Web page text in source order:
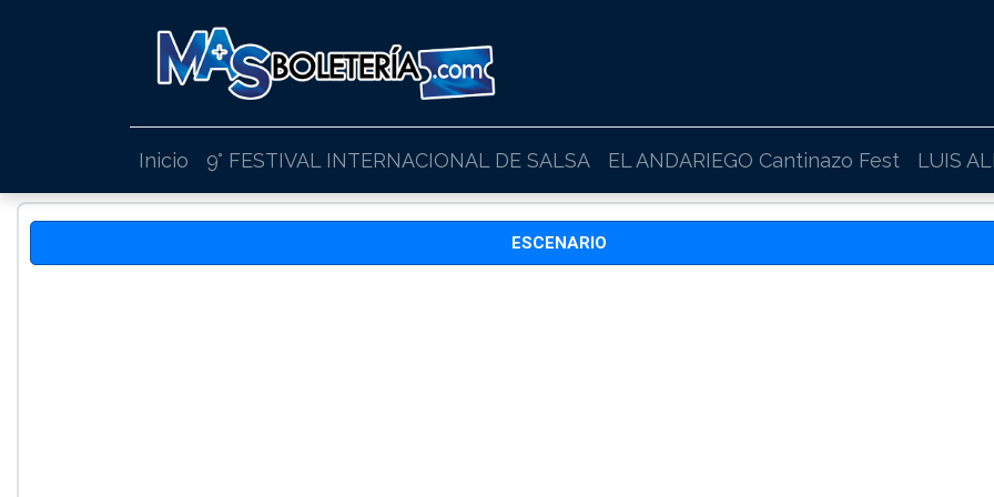
Inicio 9° FESTIVAL INTERNACIONAL DE SALSA EL ANDARIEGO Cantinazo Fest LUIS
ESCENARIO